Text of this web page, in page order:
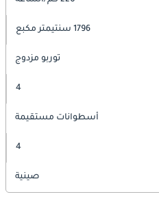
1796 سنتيمتر مكبع
توربو مزدوج
4
أسطوانات مستقيمة
4
صينية